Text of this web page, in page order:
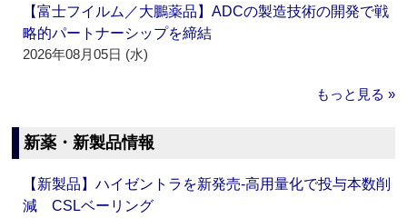
【富士フイルム／大鵬薬品】ADCの製造技術の開発で戦
略的パートナーシップを締結
2026年08月05日 (水)
もっと見る »
新薬・新製品情報
【新製品】ハイゼントラを新発売‐高用量化で投与本数削
減 CSLベーリング